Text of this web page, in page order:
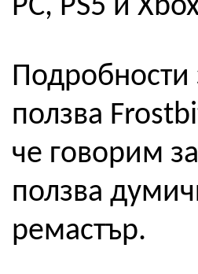
PC, PS5 и
Подробности
ползва
че говорим
ползва
ремастър.